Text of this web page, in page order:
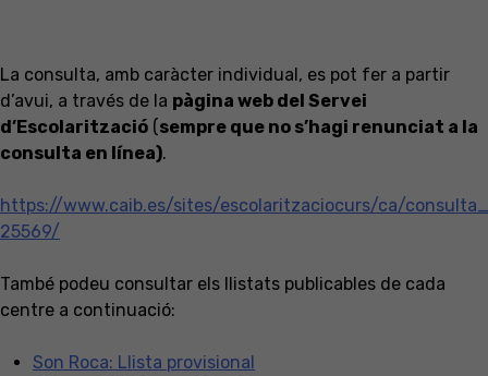
La consulta, amb caràcter individual, es pot fer a partir
d’avui, a través de la pàgina web del Servei
d’Escolarització (sempre que no s’hagi renunciat a la
consulta en línea).
https://www.caib.es/sites/escolaritzaciocurs/ca/
25569/
També podeu consultar els llistats publicables de cada
centre a continuació:
Son Roca: Llista provisional